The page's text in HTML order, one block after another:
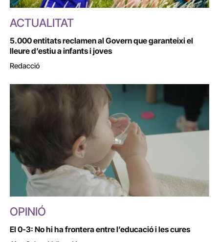
ACTUALITAT
5.000 entitats reclamen al Govern que garanteixi el
lleure d’estiu a infants i joves
Redacció
OPINIÓ
El 0-3: No hi ha frontera entre l’educació i les cures